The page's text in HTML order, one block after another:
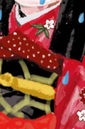
Good
と納税machi-ya